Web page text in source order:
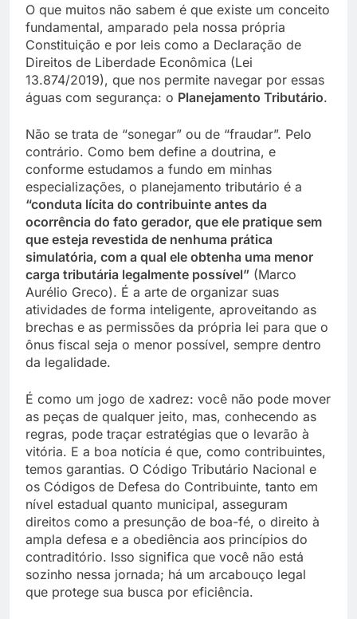
O que muitos não sabem é que existe um conceito
fundamental, amparado pela nossa própria
Constituição e por leis como a Declaração de
Direitos de Liberdade Econômica (Lei
13.874/2019), que nos permite navegar por essas
águas com segurança: o Planejamento Tributário.
Não se trata de “sonegar” ou de “fraudar”. Pelo
contrário. Como bem define a doutrina, e
conforme estudamos a fundo em minhas
especializações, o planejamento tributário é a
“conduta lícita do contribuinte antes da
ocorrência do fato gerador, que ele pratique sem
que esteja revestida de nenhuma prática
simulatória, com a qual ele obtenha uma menor
carga tributária legalmente possível” (Marco
Aurélio Greco). É a arte de organizar suas
atividades de forma inteligente, aproveitando as
brechas e as permissões da própria lei para que o
ônus fiscal seja o menor possível, sempre dentro
da legalidade.
É como um jogo de xadrez: você não pode mover
as peças de qualquer jeito, mas, conhecendo as
regras, pode traçar estratégias que o levarão à
vitória. E a boa notícia é que, como contribuintes,
temos garantias. O Código Tributário Nacional e
os Códigos de Defesa do Contribuinte, tanto em
nível estadual quanto municipal, asseguram
direitos como a presunção de boa-fé, o direito à
ampla defesa e a obediência aos princípios do
contraditório. Isso significa que você não está
sozinho nessa jornada; há um arcabouço legal
que protege sua busca por eficiência.